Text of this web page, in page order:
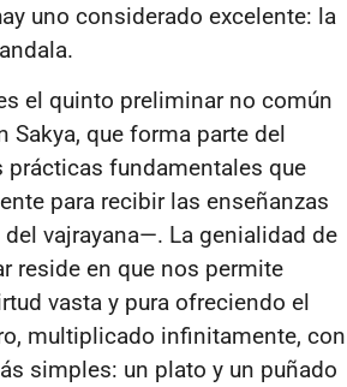
uno considerado excelente: la
el quinto preliminar no común
Sakya, que forma parte del
fundamentales que
para recibir las enseñanzas
del vajrayana—. La genialidad de
reside en que nos permite
vasta y pura ofreciendo el
multiplicado infinitamente, con
simples: un plato y un puñado